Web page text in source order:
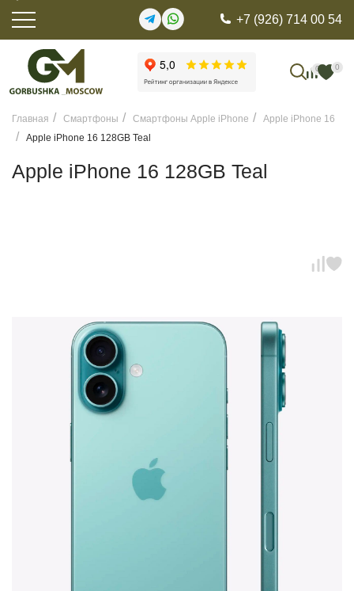
+7 (926) 714 00 54
0 0
Главная Смартфоны Смартфоны Apple iPhone
Apple iPhone 16
Apple iPhone 16 128GB Teal
Apple iPhone 16 128GB Teal